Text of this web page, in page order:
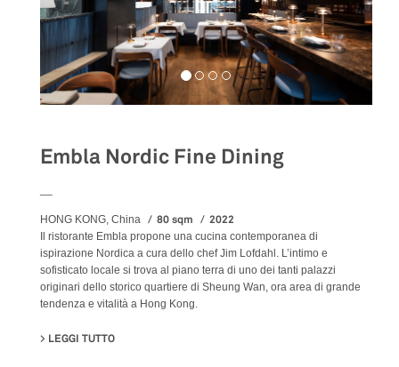
Embla Nordic Fine Dining
HONG KONG, China 80 sqm 2022
Il ristorante Embla propone una cucina contemporanea di
ispirazione Nordica a cura dello chef Jim Lofdahl. L’intimo e
sofisticato locale si trova al piano terra di uno dei tanti palazzi
originari dello storico quartiere di Sheung Wan, ora area di grande
tendenza e vitalità a Hong Kong.
LEGGI TUTTO